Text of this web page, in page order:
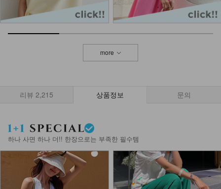
more
리뷰 2,215 상품정보 문의
하나 사면 하나 더!! 한장으로는 부족한 필수템